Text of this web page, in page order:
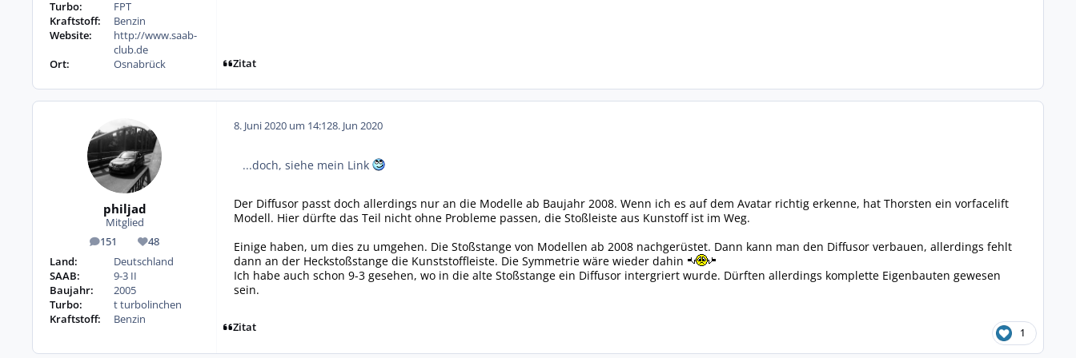
Turbo:
FPT
Kraftstoff:
Benzin
Website:
http://www.saab-
club.de
Ort:
Osnabrück Zitat
philjad
Mitglied
151
Beiträge 48
Reputation
Land:
Deutschland
SAAB:
9-3 II
Baujahr:
2005
Turbo:
t turbolinchen
Kraftstoff:
Benzin
8. Juni 2020 um 14:128. Jun 2020
...doch, siehe mein Link
Der Diffusor passt doch allerdings nur an die Modelle ab Baujahr 2008. Wenn ich es auf dem Avatar richtig erkenne, hat Thorsten ein vorfacelift
Modell. Hier dürfte das Teil nicht ohne Probleme passen, die Stoßleiste aus Kunstoff ist im Weg.
Einige haben, um dies zu umgehen. Die Stoßstange von Modellen ab 2008 nachgerüstet. Dann kann man den Diffusor verbauen, allerdings fehlt
dann an der Heckstoßstange die Kunststoffleiste. Die Symmetrie wäre wieder dahin
Ich habe auch schon 9-3 gesehen, wo in die alte Stoßstange ein Diffusor intergriert wurde. Dürften allerdings komplette Eigenbauten gewesen
sein.
Zitat 1